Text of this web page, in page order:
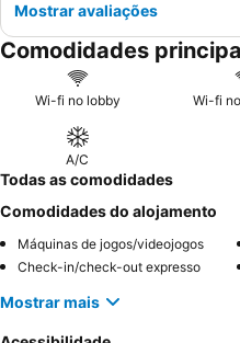
Mostrar avaliações
Comodidades
Wi-fi no lobby Wi-fi
A/C
Todas as comodidades
Comodidades do alojamento
Máquinas de jogos/videojogos
Check-in/check-out expresso
Mostrar mais